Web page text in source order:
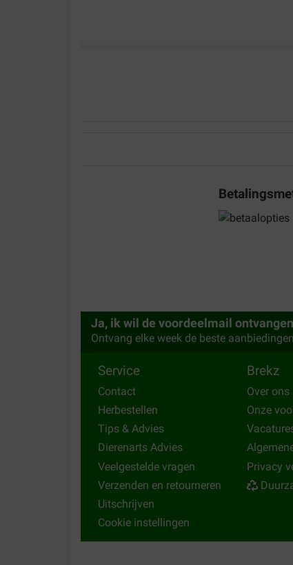
Ja, ik wil de voordeelmail ontvangen
Ontvang elke week de beste aanbiedingen
Service
Contact
Herbestellen
Tips & Advies
Dierenarts Advies
Veelgestelde vragen
Verzenden en retourneren
Uitschrijven
Cookie instellingen
Brekz
Over ons
Onze
Privacy